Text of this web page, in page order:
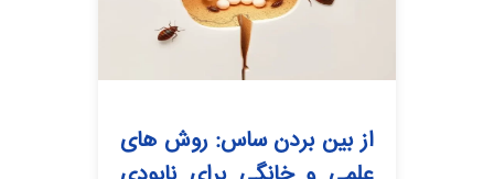
از بین بردن ساس: روش های